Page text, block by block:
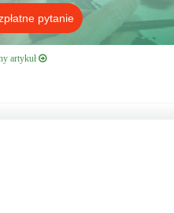
pytanie
artykuł